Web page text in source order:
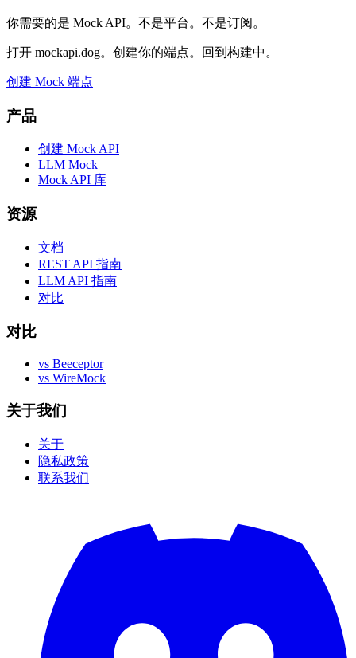
你需要的是 Mock API。不是平台。不是订阅。
打开 mockapi.dog。创建你的端点。回到构建中。
创建 Mock 端点
产品
创建 Mock API
LLM Mock
Mock API 库
资源
文档
REST API 指南
LLM API 指南
对比
对比
vs Beeceptor
vs WireMock
关于我们
关于
隐私政策
联系我们